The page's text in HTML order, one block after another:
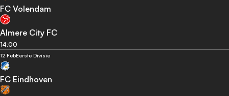
FC Volendam
Almere City FC
14:00
12 FebEerste Divisie
FC Eindhoven